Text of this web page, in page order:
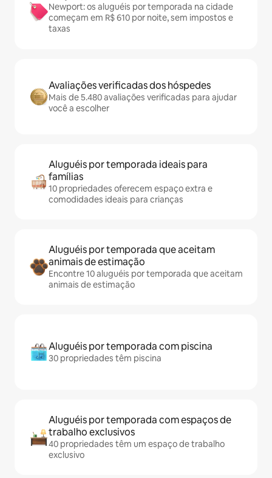
Newport: os aluguéis por temporada na cidade
começam em R$ 610 por noite, sem impostos e
taxas
Avaliações verificadas dos hóspedes
Mais de 5.480 avaliações verificadas para ajudar
você a escolher
Aluguéis por temporada ideais para
famílias
10 propriedades oferecem espaço extra e
comodidades ideais para crianças
Aluguéis por temporada que aceitam
animais de estimação
Encontre 10 aluguéis por temporada que aceitam
animais de estimação
Aluguéis por temporada com piscina
30 propriedades têm piscina
Aluguéis por temporada com espaços de
trabalho exclusivos
40 propriedades têm um espaço de trabalho
exclusivo